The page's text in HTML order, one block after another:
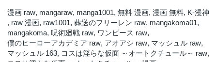
第2話
2年前
第1話
2年前
漫画 raw, mangaraw, manga1001, 無料 漫画, 漫画 無料, K-漫神
, raw 漫画, raw1001, 葬送のフリーレン raw, mangakoma01,
mangakoma, 呪術廻戦 raw, ワンピース raw,
僕のヒーローアカデミア raw, アオアシ raw, マッシュル raw,
マッシュル 163, コスは淫らな仮面 ～オートクチュール～ raw,